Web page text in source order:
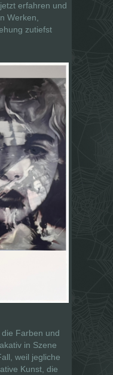
erfahren und
Werken,
zutiefst
die Farben und
in Szene
weil jegliche
Kunst, die